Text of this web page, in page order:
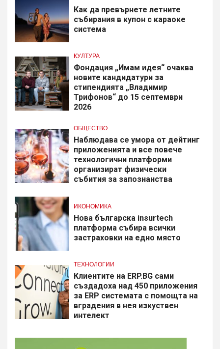
Как да превърнете летните
събирания в купон с караоке
система
КУЛТУРА
Фондация „Имам идея“ очаква
новите кандидатури за
стипендията „Владимир
Трифонов“ до 15 септември
2026
ОБЩЕСТВО
Наблюдава се умора от дейтинг
приложенията и все повече
технологични платформи
организират физически
събития за запознанства
ИКОНОМИКА
Нова българска insurtech
платформа събира всички
застраховки на едно място
ТЕХНОЛОГИИ
Клиентите на ERP.BG сами
създадоха над 450 приложения
за ERP системата с помощта на
вградения в нея изкуствен
интелект